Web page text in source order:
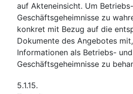
auf Akteneinsicht. Um
Geschäftsgeheimnisse zu
konkret mit Bezug auf die
Dokumente des Angebotes
Informationen als Betriebs- und
Geschäftsgeheimnisse zu
5.1.15.